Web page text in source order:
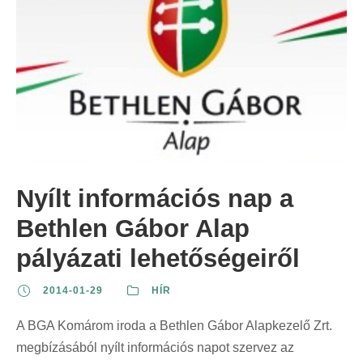
Nyílt információs nap a
Bethlen Gábor Alap
pályázati lehetőségeiről
2014-01-29 HÍR
A BGA Komárom iroda a Bethlen Gábor Alapkezelő Zrt.
megbízásából nyílt információs napot szervez az